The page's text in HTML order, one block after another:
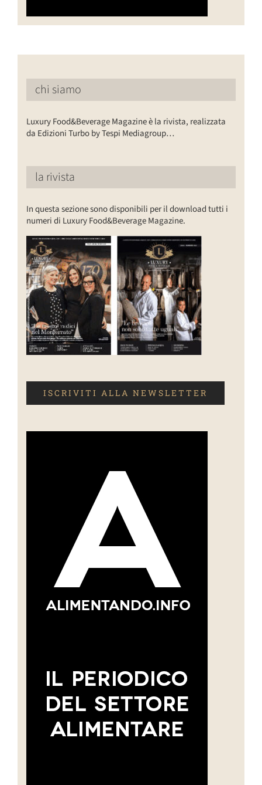
chi siamo
Luxury Food&Beverage Magazine è la rivista, realizzata
da Edizioni Turbo by Tespi Mediagroup…
la rivista
In questa sezione sono disponibili per il download tutti i
numeri di Luxury Food&Beverage Magazine.
ISCRIVITI ALLA NEWSLETTER